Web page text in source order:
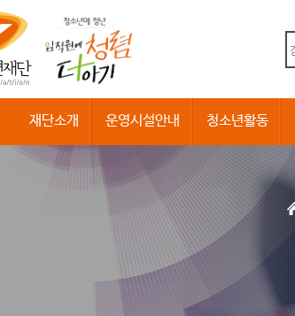
재단소개 운영시설안내 청소년활동